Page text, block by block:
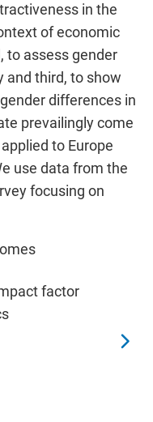
in the
of economic
to assess gender
and third, to show
differences in
prevailingly come
to Europe
use data from the
focusing on
factor